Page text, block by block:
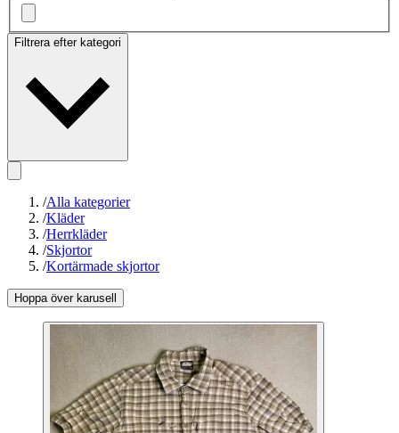
Filtrera efter kategori
/Alla kategorier
/Kläder
/Herrkläder
/Skjortor
/Kortärmade skjortor
Hoppa över karusell